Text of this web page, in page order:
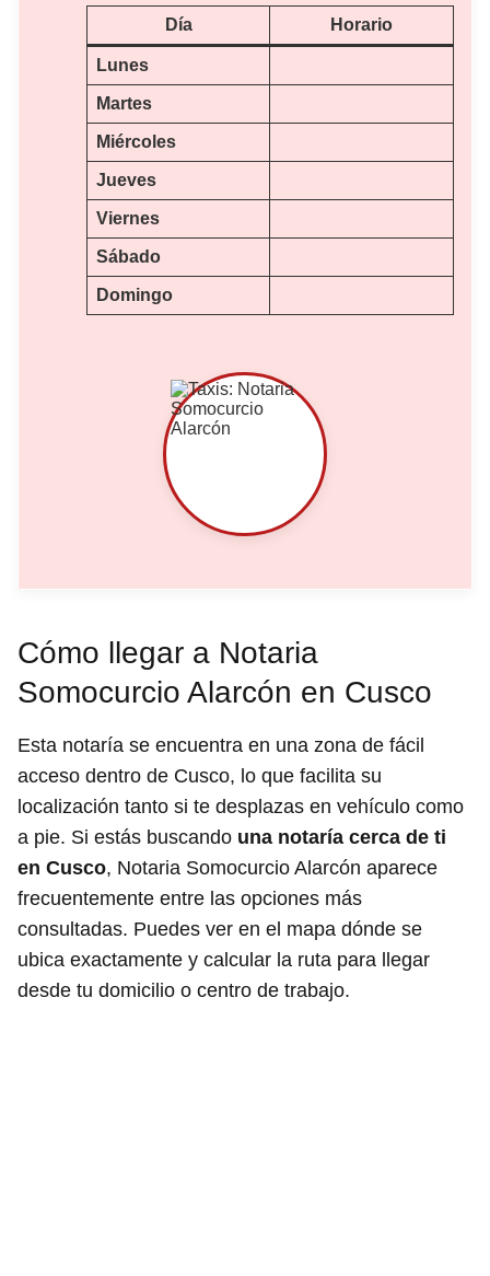
Día
Horario
Lunes
Martes
Miércoles
Jueves
Viernes
Sábado
Domingo
Cómo llegar a Notaria
Somocurcio Alarcón en Cusco
Esta notaría se encuentra en una zona de fácil
acceso dentro de Cusco, lo que facilita su
localización tanto si te desplazas en vehículo como
a pie. Si estás buscando una notaría cerca de ti
en Cusco, Notaria Somocurcio Alarcón aparece
frecuentemente entre las opciones más
consultadas. Puedes ver en el mapa dónde se
ubica exactamente y calcular la ruta para llegar
desde tu domicilio o centro de trabajo.